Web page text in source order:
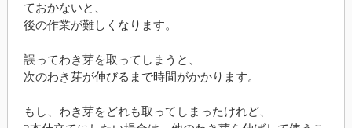
ておかないと、
後の作業が難しくなります。
誤ってわき芽を取ってしまうと、
次のわき芽が伸びるまで時間がかかります。
もし、わき芽をどれも取ってしまったけれど、